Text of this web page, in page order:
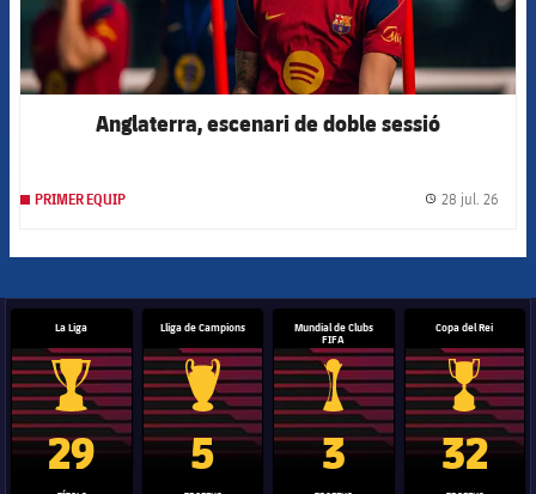
Anglaterra, escenari de doble sessió
PRIMER EQUIP 28 jul. 26
La Liga
Trofeu de la Liga
29
Lliga de Campions
Trofeu de la Lliga de Campions
5
Mundial de Clubs
FIFA
Trofeu del Mundial de Clubs
3
Copa del Rei
Copa del
32